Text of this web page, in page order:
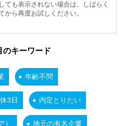
ても表示されない場合は、しばらく
から再度お試しください。
のキーワード
年齢不問
3日 内定とりたい
地元の有名企業